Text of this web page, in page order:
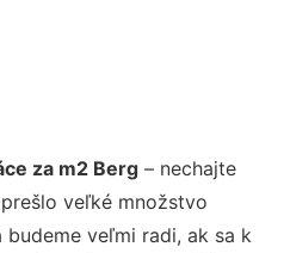
za m2 Berg – nechajte
veľké množstvo
veľmi radi, ak sa k